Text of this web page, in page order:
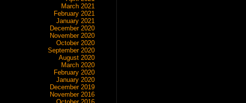
March 2021
February 2021
January 2021
December 2020
November 2020
October 2020
September 2020
August 2020
March 2020
February 2020
January 2020
December 2019
November 2016